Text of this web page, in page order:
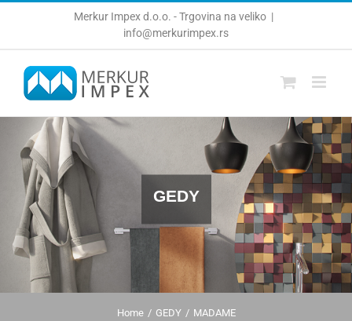
Merkur Impex d.o.o. - Trgovina na veliko |
info@merkurimpex.rs
GEDY
Home GEDY MADAME